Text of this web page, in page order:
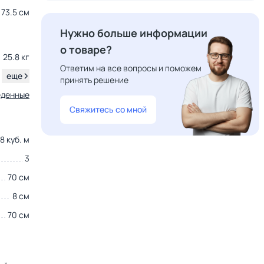
73.5 см
25.8 кг
еще
куб. м
3
70 см
8 см
70 см
Нужно больше информации
о товаре?
Ответим на все вопросы и поможем
принять решение
Свяжитесь со мной